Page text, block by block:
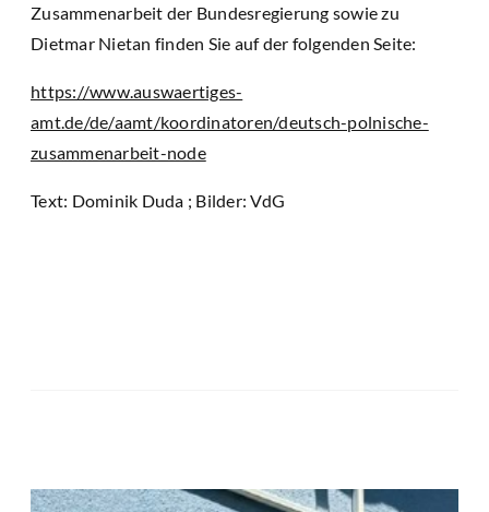
Zusammenarbeit der Bundesregierung sowie zu
Dietmar Nietan finden Sie auf der folgenden Seite:
https://www.auswaertiges-
amt.de/de/aamt/koordinatoren/deutsch-polnische-
zusammenarbeit-node
Text: Dominik Duda ; Bilder: VdG